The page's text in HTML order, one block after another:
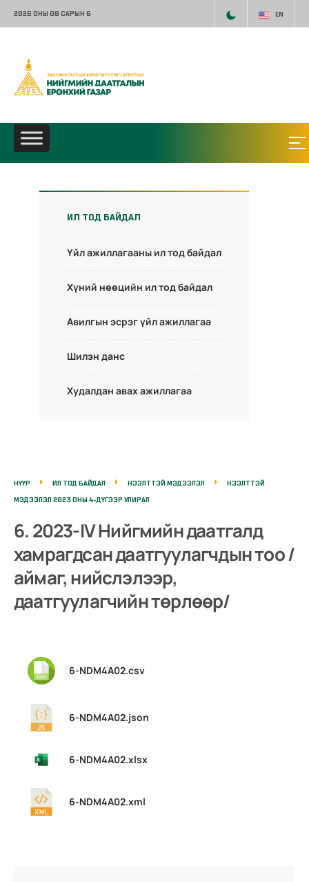
2026 ОНЫ 08 САРЫН 6 EN
ИЛ ТОД БАЙДАЛ
Үйл ажиллагааны ил тод байдал
Хүний нөөцийн ил тод байдал
Авилгын эсрэг үйл ажиллагаа
Шилэн данс
Худалдан авах ажиллагаа
НҮҮР ИЛ ТОД БАЙДАЛ НЭЭЛТТЭЙ МЭДЭЭЛЭЛ
НЭЭЛТТЭЙ
МЭДЭЭЛЭЛ 2023 ОНЫ 4-ДҮГЭЭР УЛИРАЛ
6. 2023-IV Нийгмийн даатгалд
хамрагдсан даатгуулагчдын тоо /
аймаг, нийслэлээр,
даатгуулагчийн төрлөөр/
6-NDM4A02.csv
6-NDM4A02.json
6-NDM4A02.xlsx
6-NDM4A02.xml